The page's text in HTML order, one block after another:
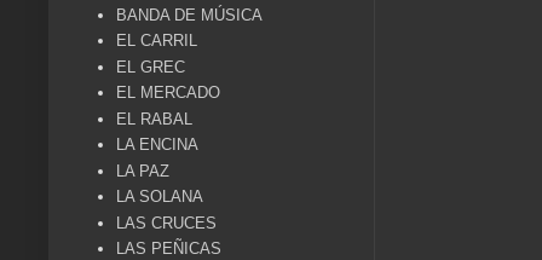
BANDA DE MÚSICA
EL CARRIL
EL GREC
EL MERCADO
EL RABAL
LA ENCINA
LA PAZ
LA SOLANA
LAS CRUCES
LAS PEÑICAS